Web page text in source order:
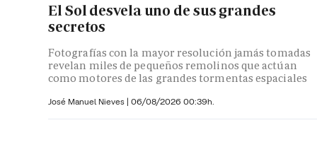
El Sol desvela uno de sus grandes
secretos
Fotografías con la mayor resolución jamás tomadas
revelan miles de pequeños remolinos que actúan
como motores de las grandes tormentas espaciales
José Manuel Nieves | 06/08/2026 00:39h.